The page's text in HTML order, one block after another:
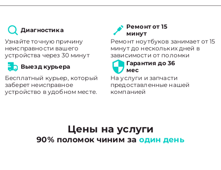
Диагностика
Узнайте точную причину
неисправности вашего
устройства через 30 минут
Ремонт от 15
минут
Ремонт ноутбуков занимает от 15
минут до нескольких дней в
зависимости от поломки
Выезд курьера
Бесплатный курьер, который
заберет неисправное
устройство в удобном месте.
Гарантия до 36
мес
На услуги и запчасти
предоставленные нашей
компанией
Цены на услуги
90% поломок чиним заодин день